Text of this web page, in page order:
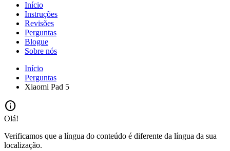
Início
Instruções
Revisões
Perguntas
Blogue
Sobre nós
Início
Perguntas
Xiaomi Pad 5
info
Olá!
Verificamos que a língua do conteúdo é diferente da língua da sua
localização.